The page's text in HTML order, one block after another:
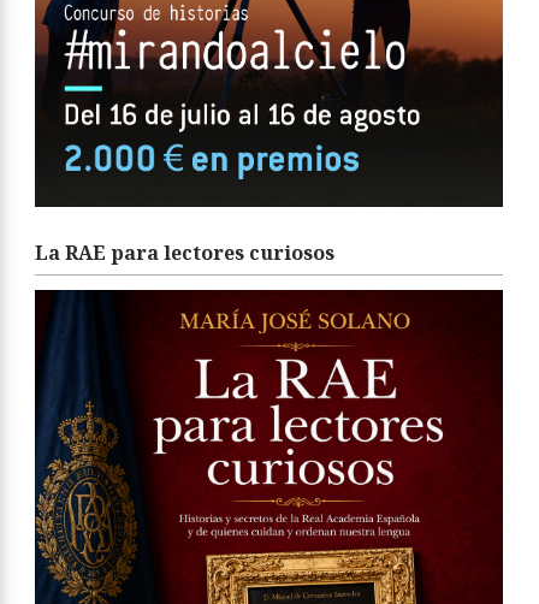
La RAE para lectores curiosos